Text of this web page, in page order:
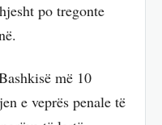
po tregonte
më 10
e veprës penale të